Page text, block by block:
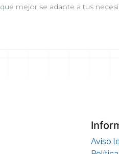
mejor se adapte a tus
Aviso